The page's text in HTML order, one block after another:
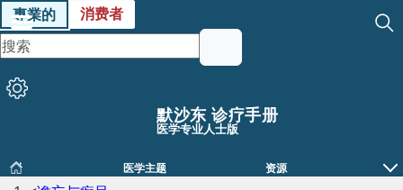
專業的 消费者
默沙东 诊疗手册
医学专业人士版
医学主题 资源